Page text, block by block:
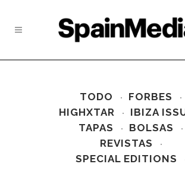
TODO
FORBES
HIGHXTAR
IBIZA
TAPAS
BOLSAS
REVISTAS
SPECIAL EDITIONS